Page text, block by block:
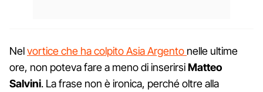
Nelvortice che ha colpito Asia Argento nelle ultime
ore, non poteva fare a meno di inserirsiMatteo
Salvini. La frase non è ironica, perché oltre alla